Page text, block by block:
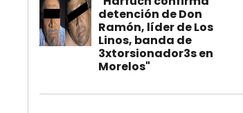
detención de Don
Ramón, líder de Los
Linos, banda de
3xtorsionador3s en
Morelos"